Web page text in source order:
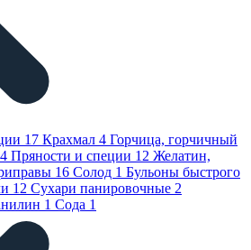
17 Крахмал 4 Горчица, горчичный
4 Пряности и специи 12 Желатин,
16 Солод 1 Бульоны быстрого
12 Сухари панировочные 2
1 Сода 1